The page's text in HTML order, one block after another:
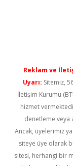
Reklam ve
Uyarı: Sitemiz,
İletişim Kurumu
hizmet
denetleme veya
Ancak, üyelerimiz
siteye üye olarak
sitesi, herhangi bir